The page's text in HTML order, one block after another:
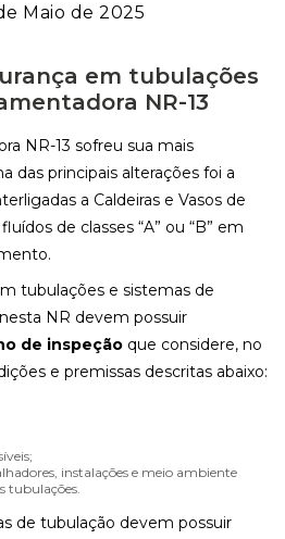
Maio de 2025
em tubulações
NR-13
NR-13 sofreu sua mais
das principais alterações foi a
a Caldeiras e Vasos de
de classes “A” ou “B” em
tubulações e sistemas de
NR devem possuir
de inspeção que considere, no
e premissas descritas abaixo:
instalações e meio ambiente
tubulações.
de tubulação devem possuir